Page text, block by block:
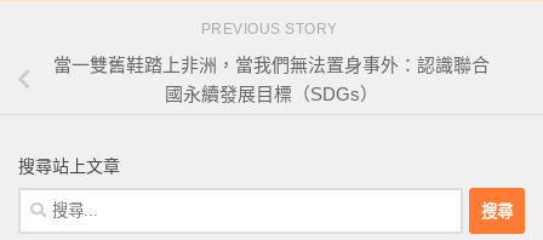
PREVIOUS STORY
當一雙舊鞋踏上非洲，當我們無法置身事外：認識聯合
國永續發展目標（SDGs）
搜尋站上文章
搜
尋